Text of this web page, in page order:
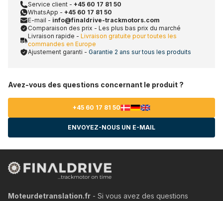
Service client - +45 60 17 81 50
WhatsApp - +45 60 17 81 50
E-mail - info@finaldrive-trackmotors.com
Comparaison des prix - Les plus bas prix du marché
Livraison rapide - Livraison gratuite pour toutes les
commandes en Europe
Ajustement garanti - Garantie 2 ans sur tous les produits
Avez-vous des questions concernant le produit ?
+45 60 17 81 50
ENVOYEZ-NOUS UN E-MAIL
Moteurdetranslation.fr - Si vous avez des questions